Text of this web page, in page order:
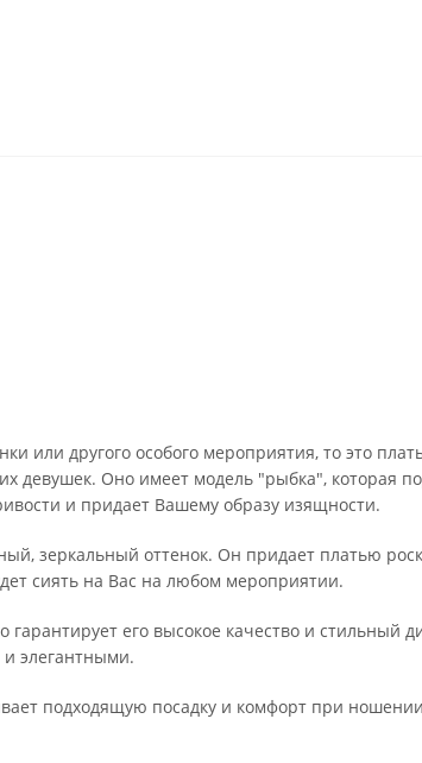
или другого особого мероприятия, то это
девушек. Оно имеет модель "рыбка", которая
и придает Вашему образу изящности.
зеркальный оттенок. Он придает платью
сиять на Вас на любом мероприятии.
его высокое качество и стильный
элегантными.
подходящую посадку и комфорт при